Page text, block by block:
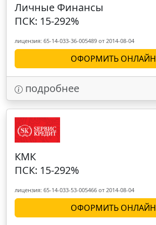
Личные Финансы
ПСК: 15-292%
лицензия: 65-14-033-36-005489 от 2014-08-04
ОФОРМИТЬ ОНЛАЙН
подробнее
КМК
ПСК: 15-292%
лицензия: 65-14-033-53-005466 от 2014-08-04
ОФОРМИТЬ ОНЛАЙН